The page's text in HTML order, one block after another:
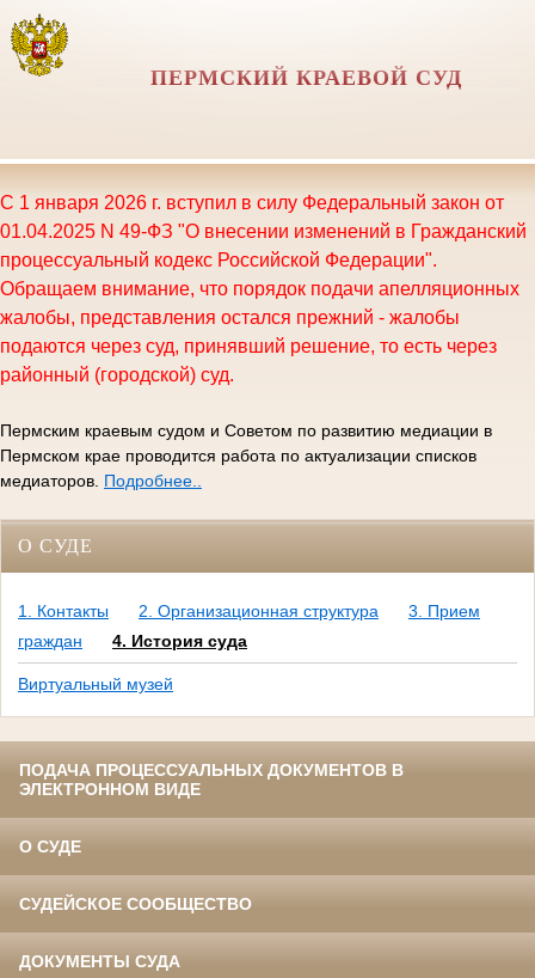
ПЕРМСКИЙ КРАЕВОЙ СУД
С 1 января 2026 г. вступил в силу Федеральный закон от
01.04.2025 N 49-ФЗ "О внесении изменений в Гражданский
процессуальный кодекс Российской Федерации".
Обращаем внимание, что порядок подачи апелляционных
жалобы, представления остался прежний - жалобы
подаются через суд, принявший решение, то есть через
районный (городской) суд.
Пермским краевым судом и Советом по развитию медиации в
Пермском крае проводится работа по актуализации списков
медиаторов. Подробнее..
О СУДЕ
1. Контакты 2. Организационная структура
3. Прием
граждан
4. История суда
Виртуальный музей
ПОДАЧА ПРОЦЕССУАЛЬНЫХ ДОКУМЕНТОВ В
ЭЛЕКТРОННОМ ВИДЕ
О СУДЕ
СУДЕЙСКОЕ СООБЩЕСТВО
ДОКУМЕНТЫ СУДА